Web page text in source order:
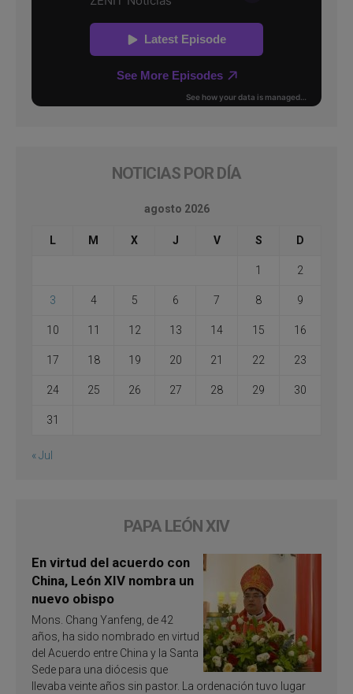
NOTICIAS POR DÍA
agosto 2026
L M X J V S D
1 2
3 4 5 6 7 8 9
10 11 12 13 14 15 16
17 18 19 20 21 22 23
24 25 26 27 28 29 30
31
« Jul
PAPA LEÓN XIV
En virtud del acuerdo con
China, León XIV nombra un
nuevo obispo
Mons. Chang Yanfeng, de 42
años, ha sido nombrado en virtud
del Acuerdo entre China y la Santa
Sede para una diócesis que
llevaba veinte años sin pastor. La ordenación tuvo lugar